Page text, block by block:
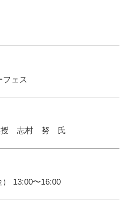
フェス
授 志村 努 氏
13:00〜16:00